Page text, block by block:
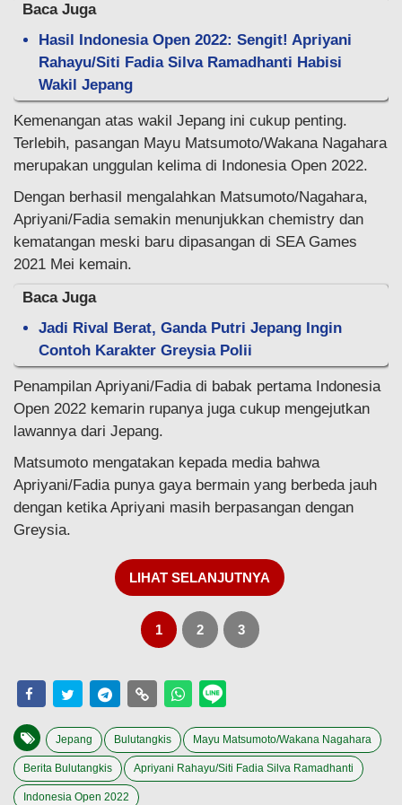
Baca Juga
Hasil Indonesia Open 2022: Sengit! Apriyani
Rahayu/Siti Fadia Silva Ramadhanti Habisi
Wakil Jepang
Kemenangan atas wakil Jepang ini cukup penting.
Terlebih, pasangan Mayu Matsumoto/Wakana Nagahara
merupakan unggulan kelima di Indonesia Open 2022.
Dengan berhasil mengalahkan Matsumoto/Nagahara,
Apriyani/Fadia semakin menunjukkan chemistry dan
kematangan meski baru dipasangan di SEA Games
2021 Mei kemain.
Baca Juga
Jadi Rival Berat, Ganda Putri Jepang Ingin
Contoh Karakter Greysia Polii
Penampilan Apriyani/Fadia di babak pertama Indonesia
Open 2022 kemarin rupanya juga cukup mengejutkan
lawannya dari Jepang.
Matsumoto mengatakan kepada media bahwa
Apriyani/Fadia punya gaya bermain yang berbeda jauh
dengan ketika Apriyani masih berpasangan dengan
Greysia.
LIHAT SELANJUTNYA
1 2 3
Jepang Bulutangkis Mayu Matsumoto/Wakana Nagahara
Berita Bulutangkis Apriyani Rahayu/Siti Fadia Silva Ramadhanti
Indonesia Open 2022